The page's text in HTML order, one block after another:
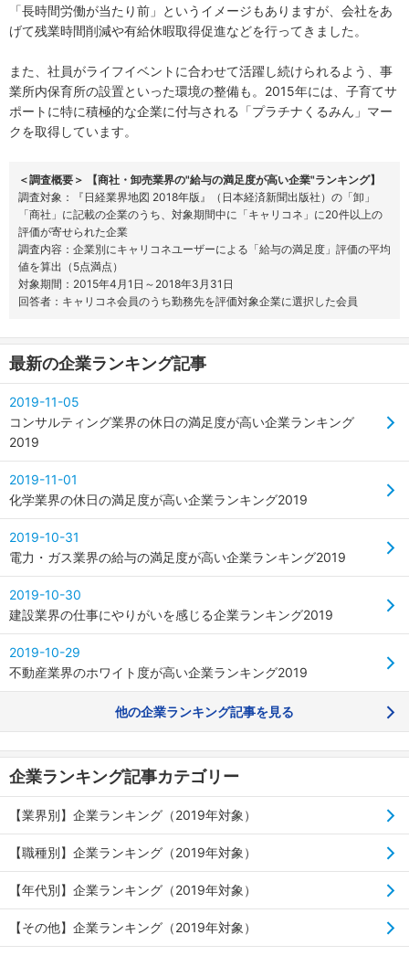
「長時間労働が当たり前」というイメージもありますが、会社をあ
げて残業時間削減や有給休暇取得促進などを行ってきました。
また、社員がライフイベントに合わせて活躍し続けられるよう、事
業所内保育所の設置といった環境の整備も。2015年には、子育てサ
ポートに特に積極的な企業に付与される「プラチナくるみん」マー
クを取得しています。
＜調査概要＞ 【商社・卸売業界の"給与の満足度が高い企業"ランキング】
調査対象：『日経業界地図 2018年版』（日本経済新聞出版社）の「卸」
「商社」に記載の企業のうち、対象期間中に「キャリコネ」に20件以上の
評価が寄せられた企業
調査内容：企業別にキャリコネユーザーによる「給与の満足度」評価の平均
値を算出（5点満点）
対象期間：2015年4月1日～2018年3月31日
回答者：キャリコネ会員のうち勤務先を評価対象企業に選択した会員
最新の企業ランキング記事
2019-11-05
コンサルティング業界の休日の満足度が高い企業ランキング
2019
2019-11-01
化学業界の休日の満足度が高い企業ランキング2019
2019-10-31
電力・ガス業界の給与の満足度が高い企業ランキング2019
2019-10-30
建設業界の仕事にやりがいを感じる企業ランキング2019
2019-10-29
不動産業界のホワイト度が高い企業ランキング2019
他の企業ランキング記事を見る
企業ランキング記事カテゴリー
【業界別】企業ランキング（2019年対象）
【職種別】企業ランキング（2019年対象）
【年代別】企業ランキング（2019年対象）
【その他】企業ランキング（2019年対象）